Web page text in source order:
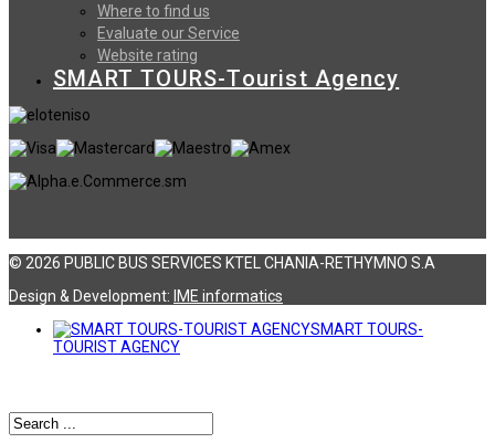
Where to find us
Evaluate our Service
Website rating
SMART TOURS-Tourist Agency
© 2026 PUBLIC BUS SERVICES KTEL CHANIA-RETHYMNO S.A
Design & Development: ΙΜΕ informatics
SMART TOURS-
TOURIST AGENCY